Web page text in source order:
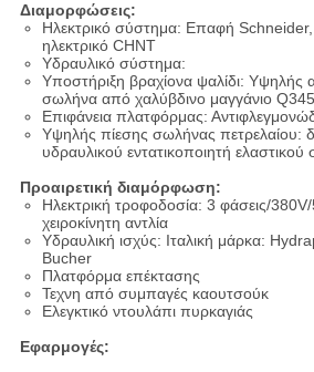
Διαμορφώσεις:
Ηλεκτρικό σύστημα: Επαφή
ηλεκτρικό CHNT
Υδραυλικό σύστημα:
Υποστήριξη βραχίονα ψαλίδι: Υψηλής
σωλήνα από χαλύβδινο μαγγάνιο
Επιφάνεια πλατφόρμας:
Υψηλής πίεσης σωλήνας πετρελαίου:
υδραυλικού εντατικοποιητή
Προαιρετική διαμόρφωση:
Ηλεκτρική τροφοδοσία: 3 φάσεις/
χειροκίνητη αντλία
Υδραυλική ισχύς: Ιταλική μάρκα:
Bucher
Πλατφόρμα επέκτασης
Τεχνη από συμπαγές καουτσούκ
Ελεγκτικό ντουλάπι πυρκαγιάς
Εφαρμογές: